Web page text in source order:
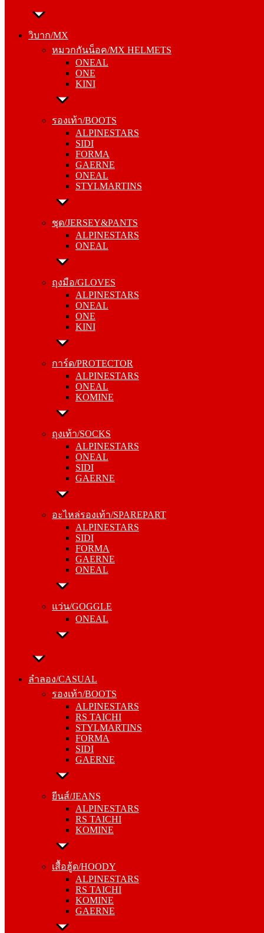
วิบาก/MX
หมวกกันน็อค/MX HELMETS
ONEAL
ONE
KINI
รองเท้า/BOOTS
ALPINESTARS
SIDI
FORMA
GAERNE
ONEAL
STYLMARTINS
ชุด/JERSEY&PANTS
ALPINESTARS
ONEAL
ถุงมือ/GLOVES
ALPINESTARS
ONEAL
ONE
KINI
การ์ด/PROTECTOR
ALPINESTARS
ONEAL
KOMINE
ถุงเท้า/SOCKS
ALPINESTARS
ONEAL
SIDI
GAERNE
อะไหล่รองเท้า/SPAREPART
ALPINESTARS
SIDI
FORMA
GAERNE
ONEAL
แว่น/GOGGLE
ONEAL
ลำลอง/CASUAL
รองเท้า/BOOTS
ALPINESTARS
RS TAICHI
STYLMARTINS
FORMA
SIDI
GAERNE
ยีนส์/JEANS
ALPINESTARS
RS TAICHI
KOMINE
เสื้อฮู้ด/HOODY
ALPINESTARS
RS TAICHI
KOMINE
GAERNE
วิบาก/MX
ONE
KINI
รองเท้า/BOOTS
SIDI
FORMA
GAERNE
ONEAL
STYLMARTINS
ชุด/JERSEY&PANTS
ONEAL
ถุงมือ/GLOVES
ONEAL
ONE
KINI
การ์ด/PROTECTOR
ONEAL
KOMINE
ถุงเท้า/SOCKS
ONEAL
SIDI
GAERNE
อะไหล่รองเท้า/SPAREPART
SIDI
FORMA
GAERNE
ONEAL
แว่น/GOGGLE
ลำลอง/CASUAL
ALPINESTARS
RS TAICHI
STYLMARTINS
FORMA
SIDI
GAERNE
ยีนส์/JEANS
RS TAICHI
KOMINE
เสื้อฮู้ด/HOODY
RS TAICHI
KOMINE
GAERNE
หมวกแก๊ป/CAP